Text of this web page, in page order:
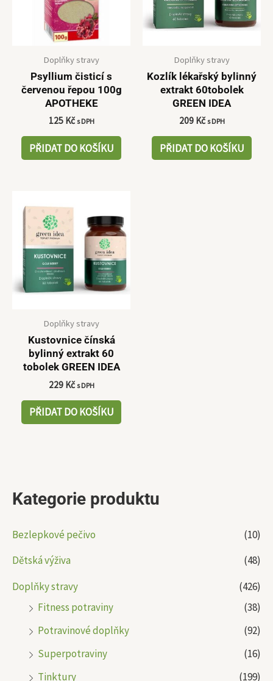
Kategorie produktu
Bezlepkové pečivo
(10)
Dětská výživa
(48)
Doplňky stravy
(426)
Fitness potraviny
(38)
Potravinové doplňky
(92)
Superpotraviny
(16)
Tinktury
(199)
Doplňky stravy
Psyllium čisticí s
červenou řepou 100g
APOTHEKE
125 Kč s DPH
PŘIDAT DO KOŠÍKU
Doplňky stravy
Kozlík lékařský bylinný
extrakt 60tobolek
GREEN IDEA
209 Kč s DPH
PŘIDAT DO KOŠÍKU
Doplňky stravy
Kustovnice čínská
bylinný extrakt 60
tobolek GREEN IDEA
229 Kč s DPH
PŘIDAT DO KOŠÍKU